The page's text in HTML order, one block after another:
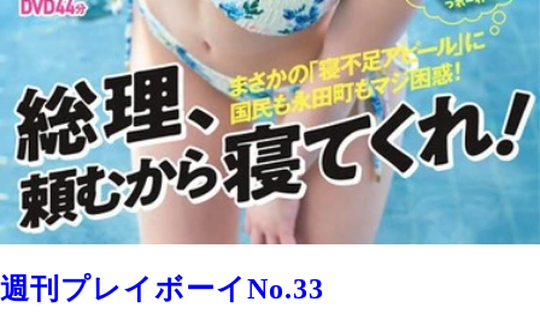
週刊プレイボーイNo.33